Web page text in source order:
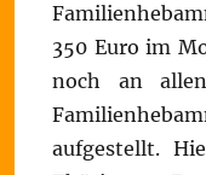
350 Euro im
noch an
aufgestellt.